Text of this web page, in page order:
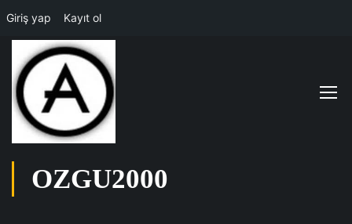
Giriş yap Kayıt ol
OZGU2000